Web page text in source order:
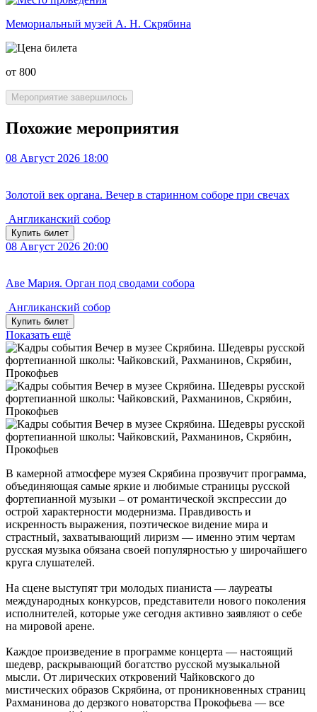
Мемориальный музей А. Н. Скрябина
от 800
Мероприятие завершилось
Похожие мероприятия
08 Август 2026 18:00
Золотой век органа. Вечер в старинном соборе при свечах
Англиканский собор
Купить билет
08 Август 2026 20:00
Аве Мария. Орган под сводами собора
Англиканский собор
Купить билет
Показать ещё
В камерной атмосфере музея Скрябина прозвучит программа,
объединяющая самые яркие и любимые страницы русской
фортепианной музыки – от романтической экспрессии до
острой характерности модернизма. Правдивость и
искренность выражения, поэтическое видение мира и
страстный, захватывающий лиризм — именно этим чертам
русская музыка обязана своей популярностью у широчайшего
круга слушателей.
На сцене выступят три молодых пианиста — лауреаты
международных конкурсов, представители нового поколения
исполнителей, которые уже сегодня активно заявляют о себе
на мировой арене.
Каждое произведение в программе концерта — настоящий
шедевр, раскрывающий богатство русской музыкальной
мысли. От лирических откровений Чайковского до
мистических образов Скрябина, от проникновенных страниц
Рахманинова до дерзкого новаторства Прокофьева — все